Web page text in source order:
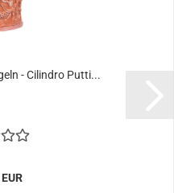
- Cilindro Putti...